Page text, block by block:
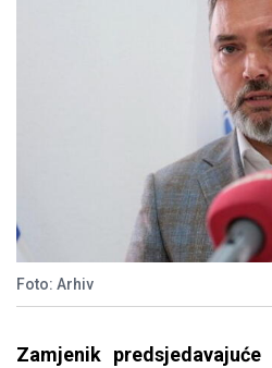
Foto: Arhiv
Zamjenik